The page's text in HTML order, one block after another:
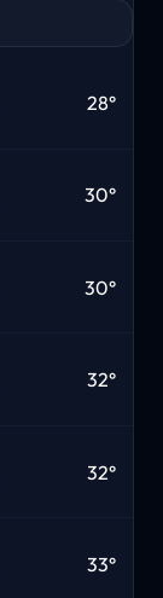
28°
30°
30°
32°
32°
33°